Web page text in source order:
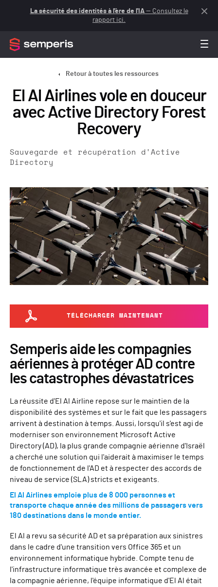
La sécurité des identités à l'ère de l'IA— Consultez le
rapport ici.
Retour à toutes les ressources
El Al Airlines vole en douceur
avec Active Directory Forest
Recovery
Sauvegarde et récupération d'Active
Directory
TÉLÉCHARGER MAINTENANT
Semperis aide les compagnies
aériennes à protéger AD contre
les catastrophes dévastatrices
La réussite d'El Al Airline repose sur le maintien de la
disponibilité des systèmes et sur le fait que les passagers
arrivent à destination à temps. Aussi, lorsqu'il s'est agi de
moderniser son environnement Microsoft Active
Directory (AD), la plus grande compagnie aérienne d'Israël
a cherché une solution qui l'aiderait à maximiser le temps
de fonctionnement de l'AD et à respecter des accords de
niveau de service (SLA) stricts et exigeants.
El Al Airlines emploie plus de 8 000 personnes et
transporte chaque année des millions de passagers vers
180 destinations dans le monde entier.
El Al a revu sa sécurité AD et sa préparation aux sinistres
dans le cadre d'une transition vers Office 365 et un
environnement informatique hybride. Compte tenu de
l'infrastructure informatique très avancée et complexe de
la compagnie aérienne, l'équipe informatique d'El Al était